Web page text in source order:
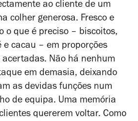
ao cliente de um
colher generosa. Fresco e
o que é preciso – biscoitos,
e cacau – em proporções
Não há nenhum
em demasia, deixando
as devidas funções num
de equipa. Uma memória
quererem voltar. Como